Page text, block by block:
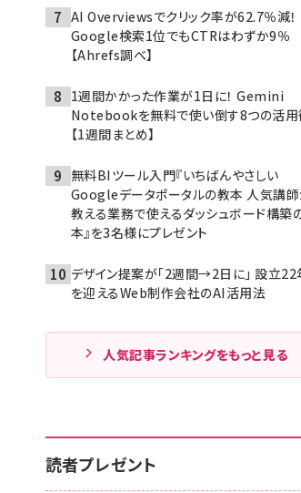
AI Overviewsでクリック率が62.7％減！
Google検索1位でもCTRはわずか9％
【Ahrefs調べ】
1週間かかった作業が1日に！ Gemini
Notebookを無料で使い倒す8つの活用
【1週間まとめ】
無料BIツール入門『いちばんやさしい
Googleデータポータルの教本 人気講
教える業務で使えるダッシュボード構築
本』を3名様にプレゼント
デザイン提案が「2週間→2日に」 設立22
を迎えるWeb制作会社のAI活用法
人気記事ランキングをもっと見る
読者プレゼント